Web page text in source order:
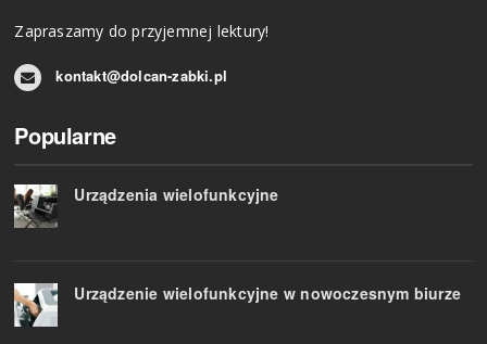
Zapraszamy do przyjemnej lektury!
kontakt@dolcan-zabki.pl
Popularne
Urządzenia wielofunkcyjne
Urządzenie wielofunkcyjne w nowoczesnym biurze